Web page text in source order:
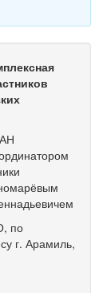
по
г. Арамиль,